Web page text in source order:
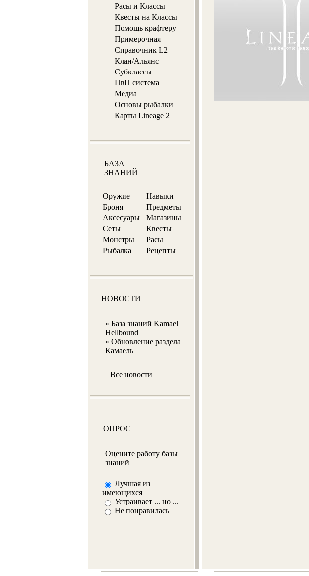
Расы и Классы
Квесты на Классы
Помощь крафтеру
Примерочная
Справочник L2
Клан/Альянс
Субклассы
ПвП система
Медиа
Основы рыбалки
Карты Lineage 2
БАЗА
ЗНАНИЙ
Оружие
Навыки
Броня
Предметы
Аксесуары
Магазины
Сеты
Квесты
Монстры
Расы
Рыбалка
Рецепты
НОВОСТИ
» База знаний Kamael
Hellbound
» Обновление раздела
Камаель
Все новости
ОПРОС
Оцените работу базы
знаний
Лучшая из
имеющихся
Устраивает ... но ...
Не понравилась